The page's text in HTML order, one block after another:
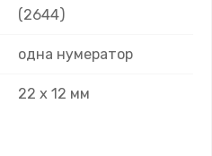
(2644)
одна нумератор
22 x 12 мм